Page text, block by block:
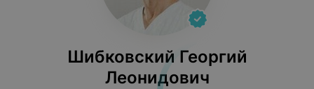
Шибковский Георгий
Леонидович